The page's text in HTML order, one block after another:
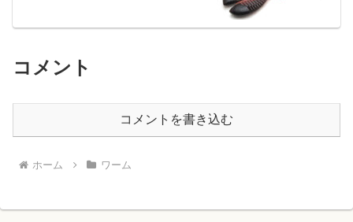
コメント
コメントを書き込む
ホーム ワーム